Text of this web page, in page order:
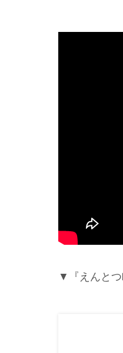
▼『えんとつ